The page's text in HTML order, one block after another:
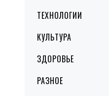
ТЕХНОЛОГИИ
КУЛЬТУРА
ЗДОРОВЬЕ
РАЗНОЕ